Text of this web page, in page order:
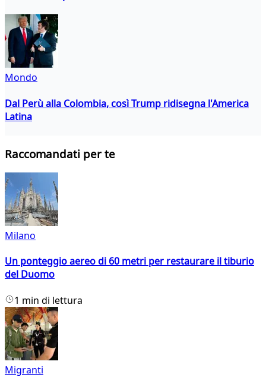
Mondo
Dal Perù alla Colombia, così Trump ridisegna l'America
Latina
Raccomandati per te
Milano
Un ponteggio aereo di 60 metri per restaurare il tiburio
del Duomo
1 min di lettura
Migranti